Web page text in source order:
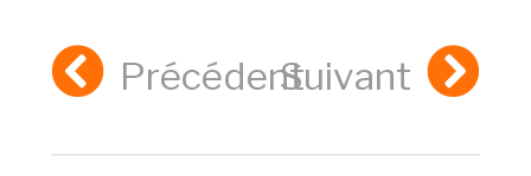
PrécédentSuivant